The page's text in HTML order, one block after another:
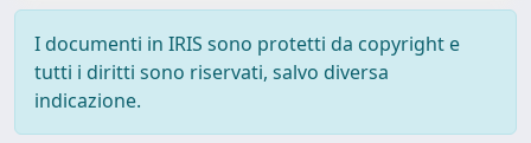
I documenti in IRIS sono protetti da copyright e
tutti i diritti sono riservati, salvo diversa
indicazione.